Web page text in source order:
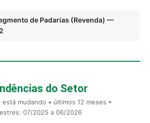
de Padarias (Revenda) —
do Setor
mudando • últimos 12 meses •
07/2025 a 06/2026